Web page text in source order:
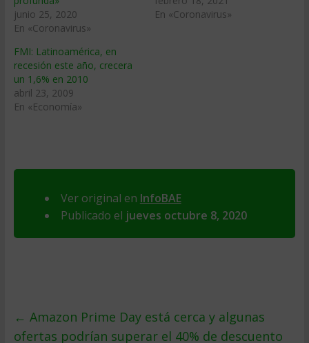
junio 25, 2020
En «Coronavirus»
En «Coronavirus»
FMI: Latinoamérica, en
recesión este año, crecera
un 1,6% en 2010
abril 23, 2009
En «Economía»
Ver original en InfoBAE
Publicado el jueves octubre 8, 2020
← Amazon Prime Day está cerca y algunas
ofertas podrían superar el 40% de descuento